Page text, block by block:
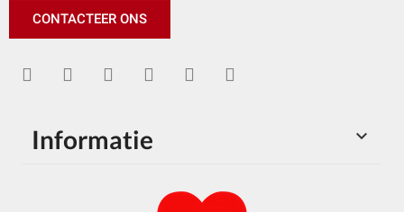
CONTACTEER ONS

Informatie